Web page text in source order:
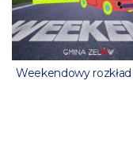
Weekendowy